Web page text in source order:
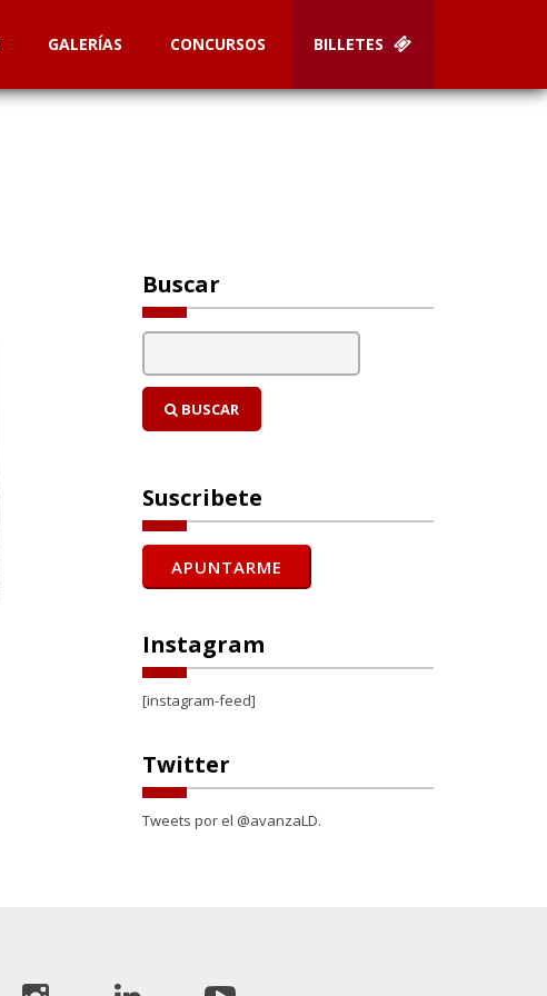
GALERÍAS CONCURSOS BILLETES
Buscar
BUSCAR
Suscribete
Instagram
[instagram-feed]
Twitter
Tweets por el @avanzaLD.